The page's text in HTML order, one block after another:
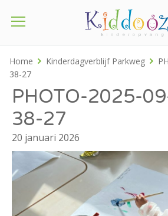
Home Kinderdagverblijf Parkweg
38-27
PHOTO-2025-
38-27
20 januari 2026